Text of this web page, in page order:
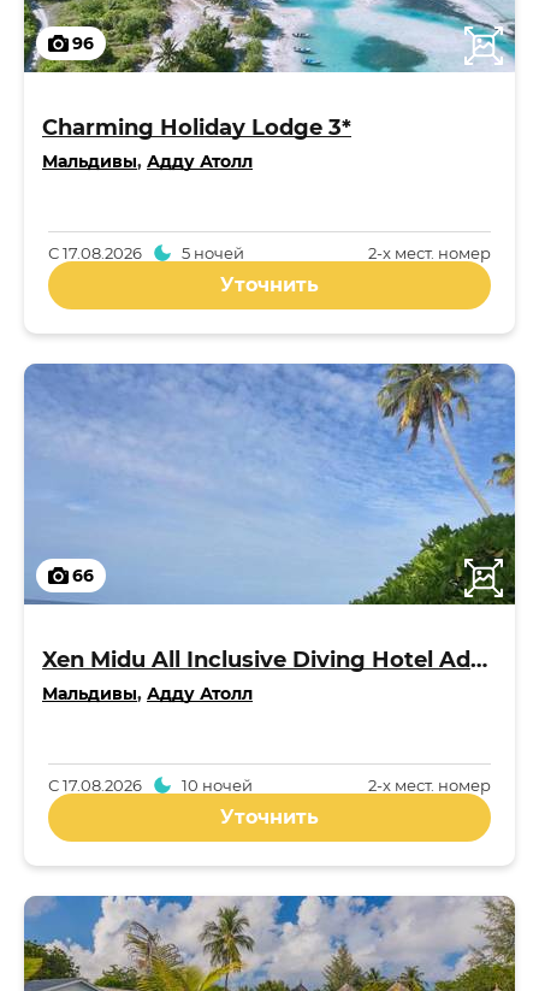
96
Charming Holiday Lodge 3*
Мальдивы, Адду Атолл
2-x мест. номер
С17.08.2026 5 ночей
Уточнить
66
Xen Midu All Inclusive Diving Hotel Addu Maldives 3*
Мальдивы, Адду Атолл
2-x мест. номер
С17.08.2026 10 ночей
Уточнить